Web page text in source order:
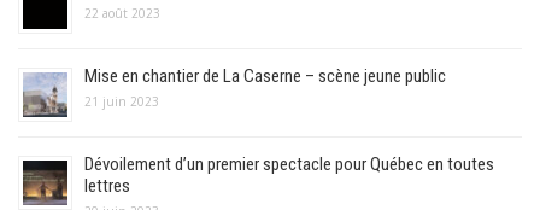
22 août 2023
Mise en chantier de La Caserne – scène jeune public
21 juin 2023
Dévoilement d’un premier spectacle pour Québec en toutes
lettres